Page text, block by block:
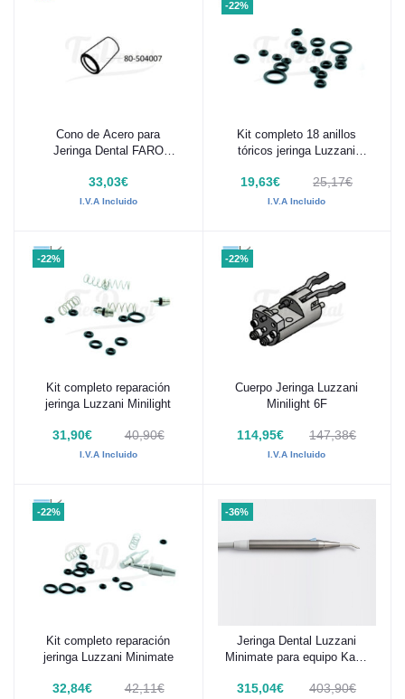
Añadir al carrito
Cono de Acero para
Jeringa Dental FARO
33,03€
I.V.A Incluido
-22%
Añadir al carrito
Kit completo 18 anillos
tóricos jeringa Luzzani
19,63€ 25,17€
I.V.A Incluido
-22%
Añadir al carrito
Kit completo reparación
jeringa Luzzani Minilight
31,90€ 40,90€
I.V.A Incluido
-22%
Añadir al carrito
Cuerpo Jeringa Luzzani
Minilight 6F
114,95€ 147,38€
I.V.A Incluido
-22%
Añadir al carrito
Kit completo reparación
jeringa Luzzani Minimate
32,84€ 42,11€
-36%
Añadir al carrito
Jeringa Dental Luzzani
Minimate para equipo KaVo
315,04€ 403,90€